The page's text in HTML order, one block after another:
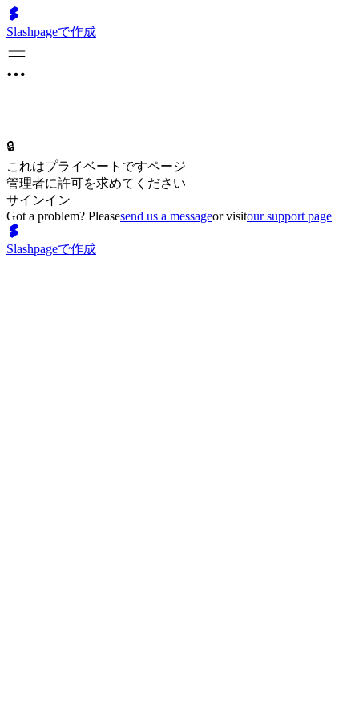
Slashpageで作成
🔒
これはプライベートですページ
管理者に許可を求めてください
サインイン
Got a problem? Pleasesend us a messageor visitour support page
Slashpageで作成